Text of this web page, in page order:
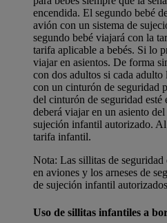
encendida. El segundo bebé
avión con un sistema de
segundo bebé viajará con la
tarifa aplicable a bebés. Si lo
viajar en asientos. De forma
con dos adultos si cada
con un cinturón de seguridad
del cinturón de seguridad esté
deberá viajar en un asiento
sujeción infantil autorizado.
tarifa infantil.
Nota: Las sillitas de
en aviones y los arneses de
de sujeción infantil
Uso de sillitas infantiles a